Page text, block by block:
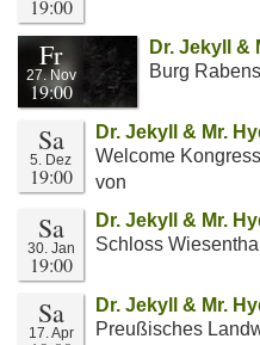
19:00
Fr
27. Nov
19:00
Dr. Jekyll &
Burg
Sa
5. Dez
19:00
Dr. Jekyll & Mr.
Welcome
von
Sa
30. Jan
19:00
Dr. Jekyll & Mr.
Schloss
Sa
17. Apr
Dr. Jekyll & Mr.
Preußisches